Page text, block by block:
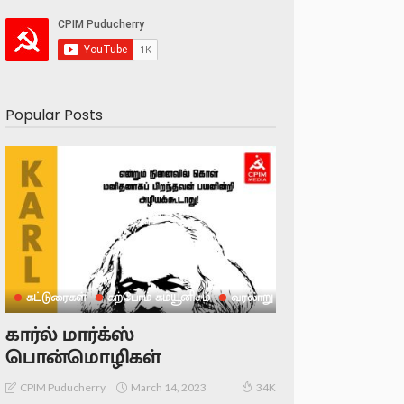
Popular Posts
கட்டுரைகள் கற்போம் கம்யூனிசம் வரலாறு
கார்ல் மார்க்ஸ்
பொன்மொழிகள்
CPIM Puducherry March 14, 2023 34K